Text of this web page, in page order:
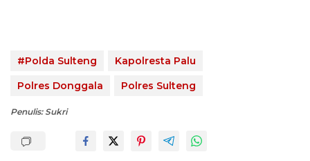
#Polda Sulteng
Kapolresta Palu
Polres Donggala
Polres Sulteng
Penulis: Sukri